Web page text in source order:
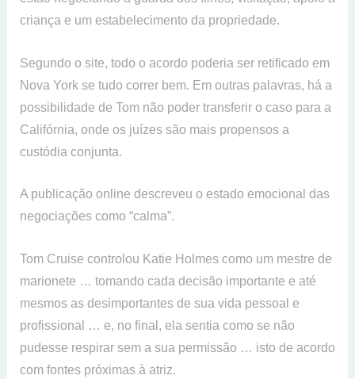
criança e um estabelecimento da propriedade.
Segundo o site, todo o acordo poderia ser retificado em
Nova York se tudo correr bem. Em outras palavras, há a
possibilidade de Tom não poder transferir o caso para a
Califórnia, onde os juízes são mais propensos a
custódia conjunta.
A publicação online descreveu o estado emocional das
negociações como “calma”.
Tom Cruise controlou Katie Holmes como um mestre de
marionete … tomando cada decisão importante e até
mesmos as desimportantes de sua vida pessoal e
profissional … e, no final, ela sentia como se não
pudesse respirar sem a sua permissão … isto de acordo
com fontes próximas à atriz.